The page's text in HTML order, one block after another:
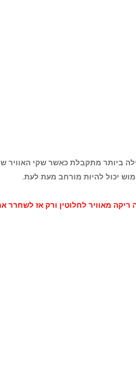
ביותר מתקבלת כאשר שקי האוויר
מאוויר לחלוטין ורק אז לשחרר